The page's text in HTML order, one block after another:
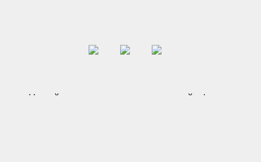
Новый опыт и знания о психической сфере в